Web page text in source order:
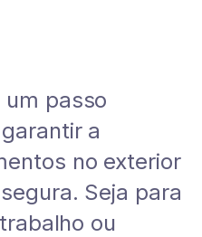
passo
a
no exterior
Seja para
ou